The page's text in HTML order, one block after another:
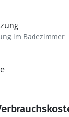
im Badezimmer